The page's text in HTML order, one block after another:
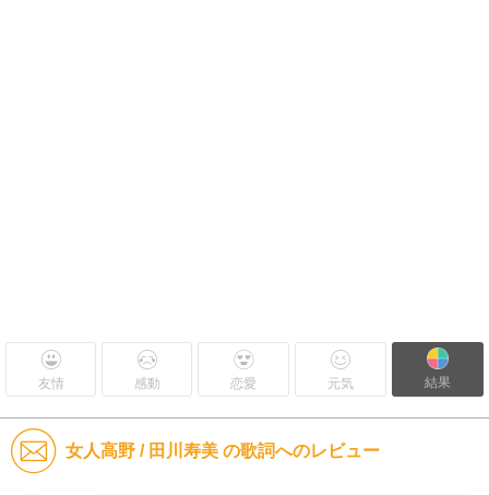
友情 感動 恋愛 元気 結果
女人高野 / 田川寿美 の歌詞へのレビュー